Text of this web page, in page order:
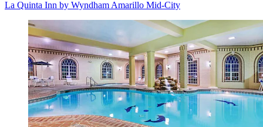
La Quinta Inn by Wyndham Amarillo Mid-City